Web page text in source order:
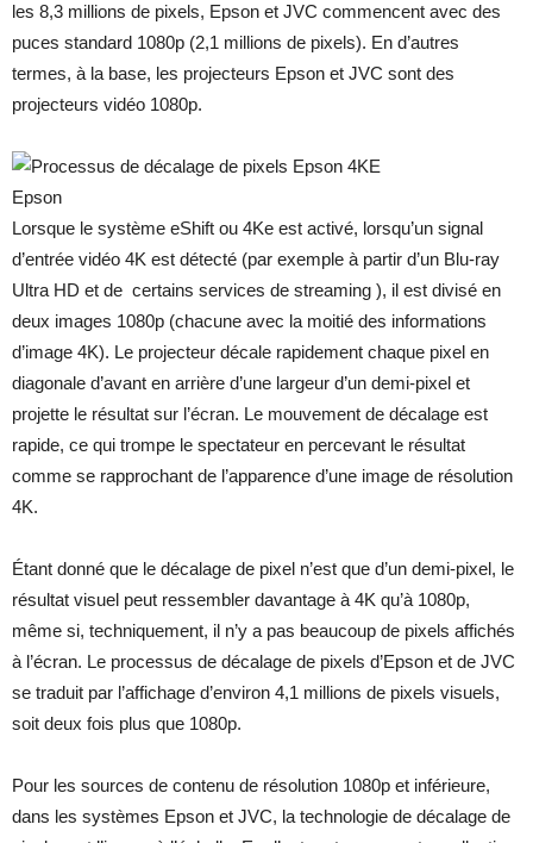
les 8,3 millions de pixels, Epson et JVC commencent avec des
puces standard 1080p (2,1 millions de pixels). En d’autres
termes, à la base, les projecteurs Epson et JVC sont des
projecteurs vidéo 1080p.
Epson
Lorsque le système eShift ou 4Ke est activé, lorsqu’un signal
d’entrée vidéo 4K est détecté (par exemple à partir d’un Blu-ray
Ultra HD et de certains services de streaming ), il est divisé en
deux images 1080p (chacune avec la moitié des informations
d’image 4K). Le projecteur décale rapidement chaque pixel en
diagonale d’avant en arrière d’une largeur d’un demi-pixel et
projette le résultat sur l’écran. Le mouvement de décalage est
rapide, ce qui trompe le spectateur en percevant le résultat
comme se rapprochant de l’apparence d’une image de résolution
4K.
Étant donné que le décalage de pixel n’est que d’un demi-pixel, le
résultat visuel peut ressembler davantage à 4K qu’à 1080p,
même si, techniquement, il n’y a pas beaucoup de pixels affichés
à l’écran. Le processus de décalage de pixels d’Epson et de JVC
se traduit par l’affichage d’environ 4,1 millions de pixels visuels,
soit deux fois plus que 1080p.
Pour les sources de contenu de résolution 1080p et inférieure,
dans les systèmes Epson et JVC, la technologie de décalage de